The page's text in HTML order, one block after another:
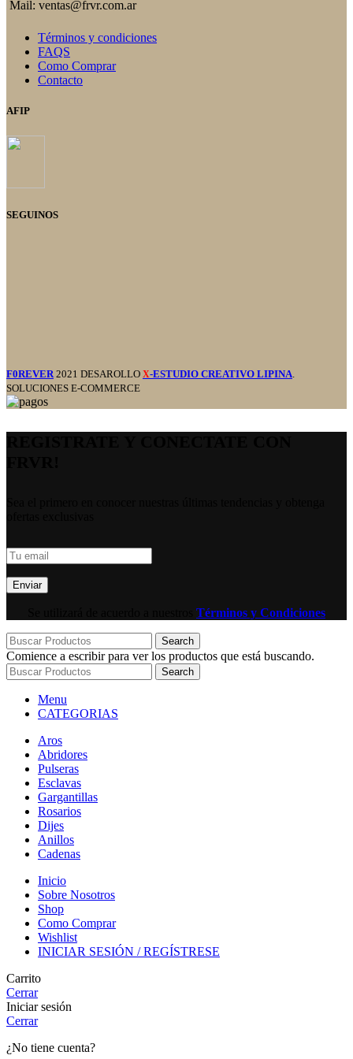
Mail: ventas@frvr.com.ar
Términos y condiciones
FAQS
Como Comprar
Contacto
AFIP
SEGUINOS
F0REVER 2021 DESAROLLO X-ESTUDIO CREATIVO LIPINA
SOLUCIONES E-COMMERCE
Términos y Condiciones
Search
Comience a escribir para ver los productos que está buscando.
Search
Menu
CATEGORIAS
Aros
Abridores
Pulseras
Esclavas
Gargantillas
Rosarios
Dijes
Anillos
Cadenas
Inicio
Sobre Nosotros
Shop
Como Comprar
Wishlist
INICIAR SESIÓN / REGÍSTRESE
Carrito
Cerrar
Iniciar sesión
Cerrar
¿No tiene cuenta?